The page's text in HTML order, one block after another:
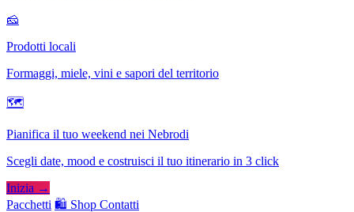
🧀
Prodotti locali
Formaggi, miele, vini e sapori del territorio
🗺
Pianifica il tuo weekend nei Nebrodi
Scegli date, mood e costruisci il tuo itinerario in 3 click
Inizia →
Pacchetti 🛍️ Shop Contatti